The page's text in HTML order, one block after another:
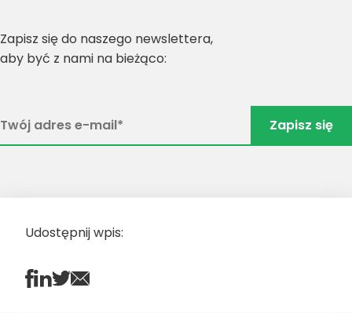
Zapisz się do naszego newslettera,
aby być z nami na bieżąco:
Udostępnij wpis: